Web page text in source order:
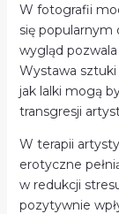
W fotografii
się
wygląd
Wystawa sztuki
jak lalki mogą
transgresji
W terapii
erotyczne
w redukcji
pozytywnie